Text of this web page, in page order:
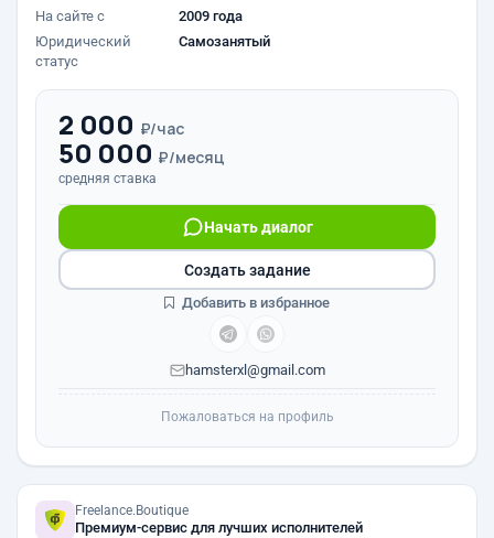
На сайте с
2009 года
Юридический
статус
Самозанятый
2 000 ₽/час
50 000 ₽/месяц
средняя ставка
Начать диалог
hamsterxl@gmail.com
Создать задание
Добавить в избранное
Пожаловаться на профиль
Freelance.Boutique
Премиум-сервис для лучших исполнителей